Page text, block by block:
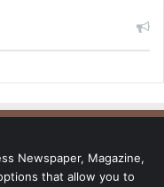
Newspaper, Magazine,
that allow you to